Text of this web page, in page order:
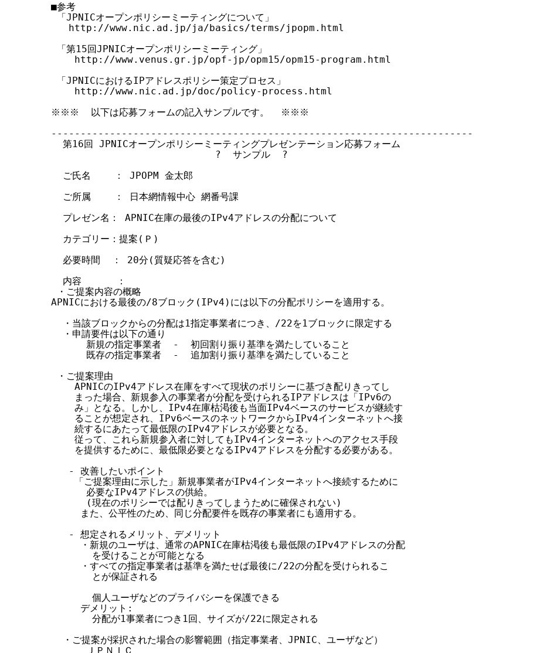
■参考
「JPNICオープンポリシーミーティングについて」
   http://www.nic.ad.jp/ja/basics/terms/jpopm.html
「第15回JPNICオープンポリシーミーティング」
    http://www.venus.gr.jp/opf-jp/opm15/opm15-program.html
「JPNICにおけるIPアドレスポリシー策定プロセス」
    http://www.nic.ad.jp/doc/policy-process.html
※※※  以下は応募フォームの記入サンプルです。  ※※※
------------------------------------------------------------------------
  第16回 JPNICオープンポリシーミーティングプレゼンテーション応募フォーム
                            ?  サンプル  ?
  ご氏名    ： JPOPM 金太郎
  ご所属    ： 日本網情報中心 網番号課
  プレゼン名： APNIC在庫の最後のIPv4アドレスの分配について
  カテゴリー：提案(Ｐ)
  必要時間  ： 20分(質疑応答を含む)
  内容      ：
・ご提案内容の概略
APNICにおける最後の/8ブロック(IPv4)には以下の分配ポリシーを適用する。
  ・当該ブロックからの分配は1指定事業者につき、/22を1ブロックに限定する
  ・申請要件は以下の通り
      新規の指定事業者  -  初回割り振り基準を満たしていること
      既存の指定事業者  -  追加割り振り基準を満たしていること
・ご提案理由
    APNICのIPv4アドレス在庫をすべて現状のポリシーに基づき配りきってし
    まった場合、新規参入の事業者が分配を受けられるIPアドレスは「IPv6の
    み」となる。しかし、IPv4在庫枯渇後も当面IPv4ベースのサービスが継続す
    ることが想定され、IPv6ベースのネットワークからIPv4インターネットへ接
    続するにあたって最低限のIPv4アドレスが必要となる。
    従って、これら新規参入者に対してもIPv4インターネットへのアクセス手段
    を提供するために、最低限必要となるIPv4アドレスを分配する必要がある。
   - 改善したいポイント
    「ご提案理由に示した」新規事業者がIPv4インターネットへ接続するために
      必要なIPv4アドレスの供給。
      (現在のポリシーでは配りきってしまうために確保されない)
     また、公平性のため、同じ分配要件を既存の事業者にも適用する。
   - 想定されるメリット、デメリット
     ・新規のユーザは、通常のAPNIC在庫枯渇後も最低限のIPv4アドレスの分配
       を受けることが可能となる
     ・すべての指定事業者は基準を満たせば最後に/22の分配を受けられるこ
       とが保証される
       個人ユーザなどのプライバシーを保護できる
     デメリット:
       分配が1事業者につき1回、サイズが/22に限定される
  ・ご提案が採択された場合の影響範囲（指定事業者、JPNIC、ユーザなど）
      ＪＰＮＩＣ